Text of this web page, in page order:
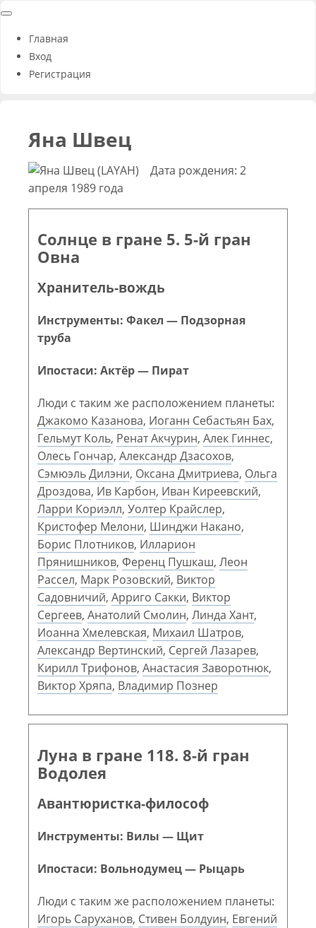
Главная
Вход
Регистрация
Яна Швец
Дата рождения: 2
апреля 1989 года
Солнце в гране 5. 5-й гран
Овна
Хранитель-вождь
Инструменты: Факел — Подзорная
труба
Ипостаси: Актёр — Пират
Люди с таким же расположением планеты:
Джакомо Казанова, Иоганн Себастьян Бах,
Гельмут Коль, Ренат Акчурин, Алек Гиннес,
Олесь Гончар, Александр Дзасохов,
Сэмюэль Дилэни, Оксана Дмитриева, Ольга
Дроздова, Ив Карбон, Иван Киреевский,
Ларри Кориэлл, Уолтер Крайслер,
Кристофер Мелони, Шинджи Накано,
Борис Плотников, Илларион
Прянишников, Ференц Пушкаш, Леон
Рассел, Марк Розовский, Виктор
Садовничий, Арриго Сакки, Виктор
Сергеев, Анатолий Смолин, Линда Хант,
Иоанна Хмелевская, Михаил Шатров,
Александр Вертинский, Сергей Лазарев,
Кирилл Трифонов, Анастасия Заворотнюк,
Виктор Хряпа, Владимир Познер
Луна в гране 118. 8-й гран
Водолея
Авантюристка-философ
Инструменты: Вилы — Щит
Ипостаси: Вольнодумец — Рыцарь
Люди с таким же расположением планеты:
Игорь Саруханов, Стивен Болдуин, Евгений